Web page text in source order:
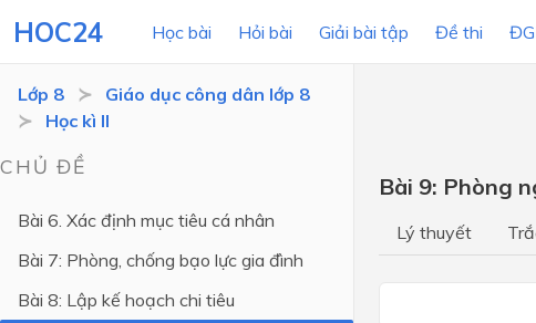
HOC24 Học bài Hỏi bài Giải bài tập Đề thi
Lớp 12
Lớp 11
Lớp 10
Lớp 8
Giáo dục công dân lớp 8
Học kì II
CHỦ ĐỀ
Bài 6. Xác định mục tiêu cá nhân
Bài 7: Phòng, chống bạo lực gia đình
Bài 8: Lập kế hoạch chi tiêu
Bài 9: Phòng
Lý thuyết